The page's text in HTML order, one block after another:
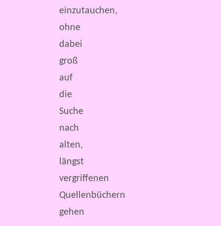
einzutauchen,
ohne
dabei
groß
auf
die
Suche
nach
alten,
längst
vergriffenen
Quellenbüchern
gehen